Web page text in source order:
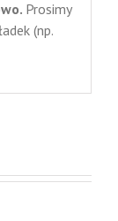
Prosimy
(np.